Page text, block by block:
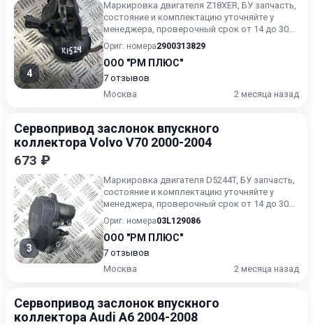
4
Маркировка двигателя Z18XER, БУ запчасть,
состояние и комплектацию уточняйте у
менеджера, проверочный срок от 14 до 30
дней.
Ориг. номера2900313829
ООО "РМ ПЛЮС"
7 отзывов
Москва
2 месяца назад
Сервопривод заслонок впускного
коллектора Volvo V70 2000-2004
673 ₽
3
Маркировка двигателя D5244T, БУ запчасть,
состояние и комплектацию уточняйте у
менеджера, проверочный срок от 14 до 30
дней.
Ориг. номера03L129086
ООО "РМ ПЛЮС"
7 отзывов
Москва
2 месяца назад
Сервопривод заслонок впускного
коллектора Audi A6 2004-2008